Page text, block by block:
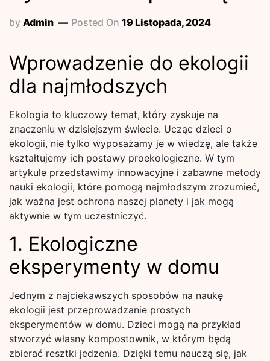
by Admin Posted On 19 Listopada, 2024
Wprowadzenie do ekologii
dla najmłodszych
Ekologia to kluczowy temat, który zyskuje na
znaczeniu w dzisiejszym świecie. Ucząc dzieci o
ekologii, nie tylko wyposażamy je w wiedzę, ale także
kształtujemy ich postawy proekologiczne. W tym
artykule przedstawimy innowacyjne i zabawne metody
nauki ekologii, które pomogą najmłodszym zrozumieć,
jak ważna jest ochrona naszej planety i jak mogą
aktywnie w tym uczestniczyć.
1. Ekologiczne
eksperymenty w domu
Jednym z najciekawszych sposobów na naukę
ekologii jest przeprowadzanie prostych
eksperymentów w domu. Dzieci mogą na przykład
stworzyć własny kompostownik, w którym będą
zbierać resztki jedzenia. Dzięki temu nauczą się, jak